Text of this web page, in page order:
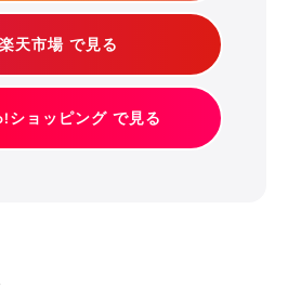
楽天市場 で見る
ショッピング で見る